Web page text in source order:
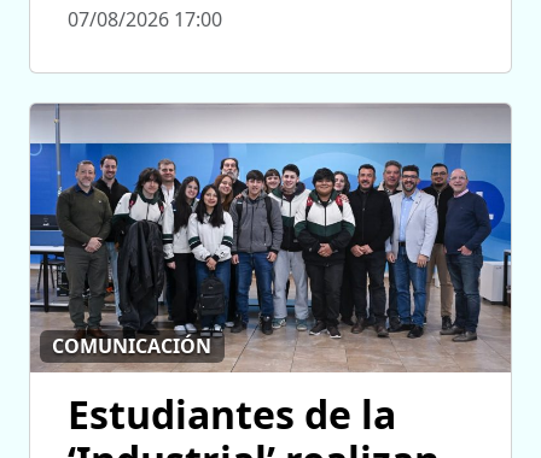
07/08/2026 17:00
COMUNICACIÓN
Estudiantes de la